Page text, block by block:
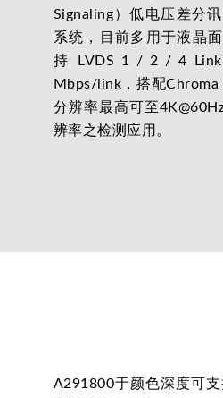
Signaling）低电压差分
系统，目前多用于液晶
持 LVDS 1 / 2 / 4
Mbps/link，搭配Chroma
分辨率最高可至
辨率之检测应用。
A291800于颜色深度可